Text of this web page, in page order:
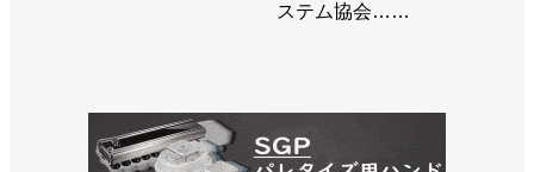
ステム協会……